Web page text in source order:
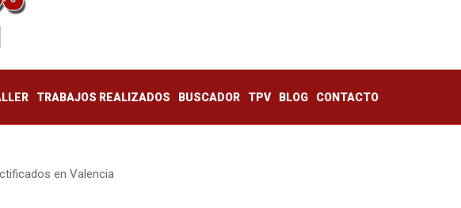
TRABAJOS REALIZADOS BUSCADOR TPV BLOG CONTACTO
en Valencia